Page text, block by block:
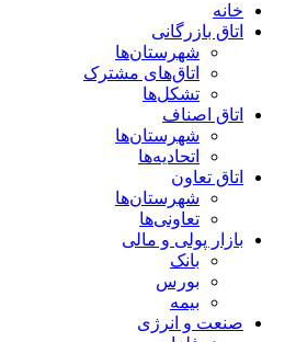
خانه
اتاق بازرگانی
شهرستان‌ها
اتاق‌های مشترک
تشکل‌ها
اتاق اصناف
شهرستان‌ها
اتحادیه‌ها
اتاق تعاون
شهرستان‌ها
تعاونی‌ها
بازار پولی و مالی
بانک
بورس
بیمه
صنعت و انرژی